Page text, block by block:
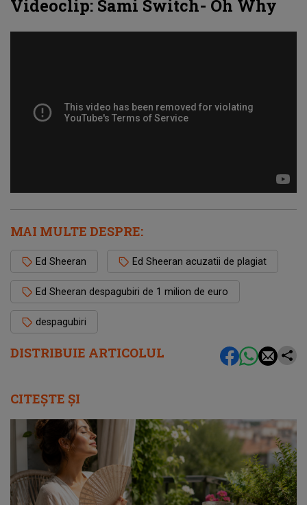
DISTRIBUIE ARTICOLUL
Videoclip: Sami Switch- Oh Why
MAI MULTE DESPRE:
Ed Sheeran Ed Sheeran acuzatii de plagiat
Ed Sheeran despagubiri de 1 milion de euro
despagubiri
CITEȘTE ȘI